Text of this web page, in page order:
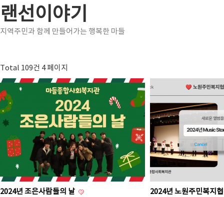
랜선이야기
지역주민과 함께 만들어가는 행복한 마들
Total 109건 4 페이지
2024년 조은사람들의 날
2024년 노원주민복지